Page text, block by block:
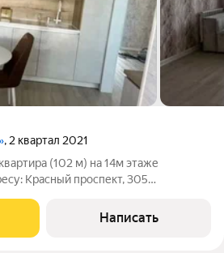
, 2 квартал 2021
(102 м) на 14м этаже
Красный проспект, 305
Написать